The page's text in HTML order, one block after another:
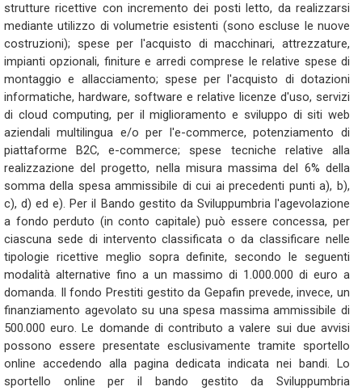
strutture ricettive con incremento dei posti letto, da realizzarsi
mediante utilizzo di volumetrie esistenti (sono escluse le nuove
costruzioni); spese per l'acquisto di macchinari, attrezzature,
impianti opzionali, finiture e arredi comprese le relative spese di
montaggio e allacciamento; spese per l'acquisto di dotazioni
informatiche, hardware, software e relative licenze d'uso, servizi
di cloud computing, per il miglioramento e sviluppo di siti web
aziendali multilingua e/o per l'e-commerce, potenziamento di
piattaforme B2C, e-commerce; spese tecniche relative alla
realizzazione del progetto, nella misura massima del 6% della
somma della spesa ammissibile di cui ai precedenti punti a), b),
c), d) ed e). Per il Bando gestito da Sviluppumbria l'agevolazione
a fondo perduto (in conto capitale) può essere concessa, per
ciascuna sede di intervento classificata o da classificare nelle
tipologie ricettive meglio sopra definite, secondo le seguenti
modalità alternative fino a un massimo di 1.000.000 di euro a
domanda. Il fondo Prestiti gestito da Gepafin prevede, invece, un
finanziamento agevolato su una spesa massima ammissibile di
500.000 euro. Le domande di contributo a valere sui due avvisi
possono essere presentate esclusivamente tramite sportello
online accedendo alla pagina dedicata indicata nei bandi. Lo
sportello online per il bando gestito da Sviluppumbria